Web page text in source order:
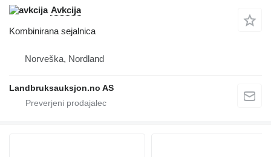
Avkcija
Kombinirana sejalnica
Norveška, Nordland
Landbruksauksjon.no AS